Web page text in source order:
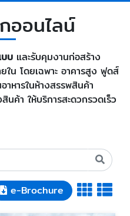
ออนไลน์
บ และรับคุมงานก่อสร้าง
น โดยเฉพาะ อาคารสูง ฟูดส์
หารในห้างสรรพสินค้า
ค้า ให้บริการสะดวกรวดเร็ว
e-Brochure